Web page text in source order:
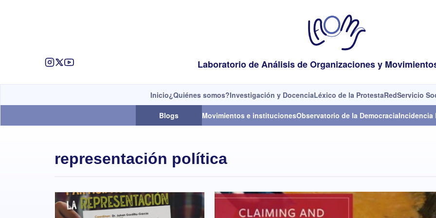
Laboratorio de Análisis de Organizaciones y
Inicio¿Quiénes somos?Investigación y DocenciaLéxico de la ProtestaRedServicio
Blogs Movimientos e institucionesObservatorio de la DemocraciaIncidencia
representación política